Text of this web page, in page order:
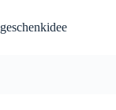
content
geschenkidee